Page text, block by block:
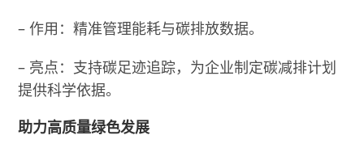
– 作用：精准管理能耗与碳排放数据。
– 亮点：支持碳足迹追踪，为企业制定碳减排计划
提供科学依据。
助力高质量绿色发展